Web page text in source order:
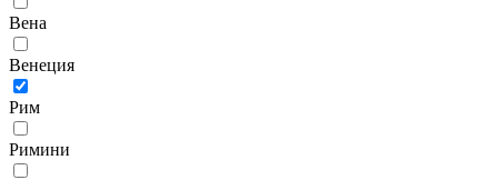
Вена
Венеция
Рим
Римини